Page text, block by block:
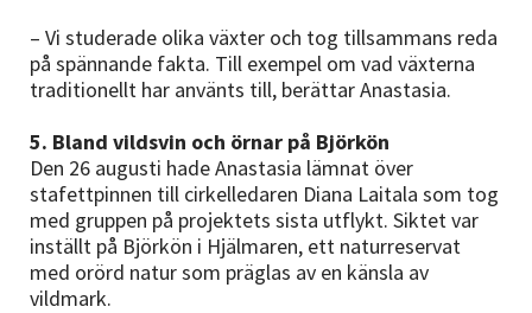
– Vi studerade olika växter och tog tillsammans reda
på spännande fakta. Till exempel om vad växterna
traditionellt har använts till, berättar Anastasia.
5. Bland vildsvin och örnar på Björkön
Den 26 augusti hade Anastasia lämnat över
stafettpinnen till cirkelledaren Diana Laitala som tog
med gruppen på projektets sista utflykt. Siktet var
inställt på Björkön i Hjälmaren, ett naturreservat
med orörd natur som präglas av en känsla av
vildmark.